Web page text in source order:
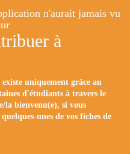
n'aurait jamais vu
à
uniquement grâce au
d'étudiants à travers le
la bienvenu(e), si vous
unes de vos fiches de